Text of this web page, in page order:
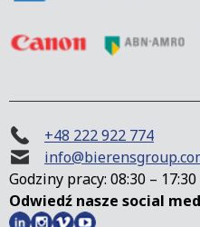
+48 222 922 774
Godziny pracy: 08:30 – 17:30
Odwiedź nasze social